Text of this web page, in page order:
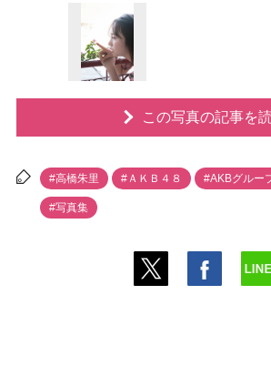
この写真の記事を
#高橋朱里 #ＡＫＢ４８ #AKBグルー
#写真集